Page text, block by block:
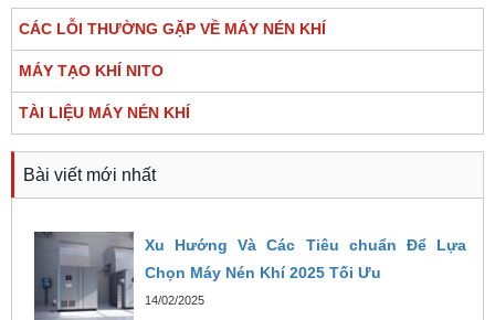
CÁC LỖI THƯỜNG GẶP VỀ MÁY NÉN KHÍ
MÁY TẠO KHÍ NITO
TÀI LIỆU MÁY NÉN KHÍ
Bài viết mới nhất
Xu Hướng Và Các Tiêu chuẩn Để Lựa
Chọn Máy Nén Khí 2025 Tối Ưu
14/02/2025